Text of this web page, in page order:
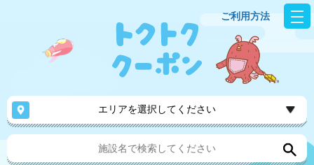
ご利用方法
エリアを選択してください